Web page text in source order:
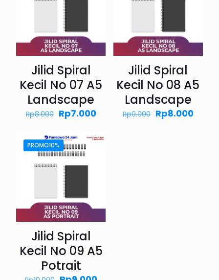
Jilid Spiral
Kecil No 07 A5
Landscape
Rp8.000 Harga
aslinya
Rp8.000.
Rp7.000Harga
adalah:
Jilid Spiral
Kecil No 08 A5
Landscape
Rp9.000 Harga
aslinya
Rp8.000
PROMO10%
Jilid Spiral
Kecil No 09 A5
Potrait